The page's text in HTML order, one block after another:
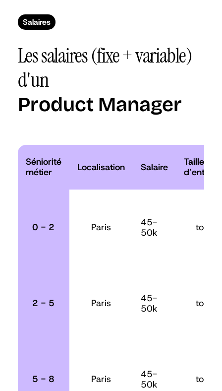
Salaires
Les salaires (fixe + variable)
d'un
Product Manager
Séniorité
métier
Localisation Salaire
Tailles
0 - 2 Paris
45-
50k
toutes
2 - 5 Paris
45-
50k
toutes
5 - 8 Paris
45-
50k
toutes